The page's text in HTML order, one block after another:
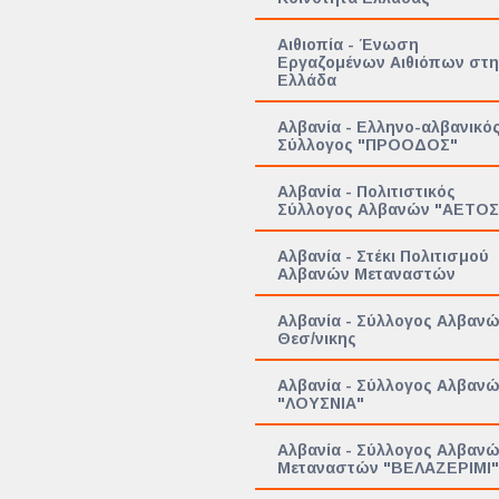
Αιθιοπία - Ένωση
Εργαζομένων Αιθιόπων
Ελλάδα
Αλβανία - Ελληνο-αλβανικός
Σύλλογος "ΠΡΟΟΔΟΣ"
Αλβανία - Πολιτιστικός
Σύλλογος Αλβανών
Αλβανία - Στέκι Πολιτισμού
Αλβανών Μεταναστών
Αλβανία - Σύλλογος
Θεσ/νικης
Αλβανία - Σύλλογος
"ΛΟΥΣΝΙΑ"
Αλβανία - Σύλλογος
Μεταναστών "ΒΕΛΑΖΕΡΙΜΙ"